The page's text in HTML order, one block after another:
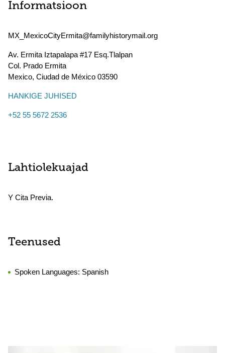
Informatsioon
MX_MexicoCityErmita@familyhistorymail.org
Av. Ermita Iztapalapa #17 Esq.Tlalpan
Col. Prado Ermita
Mexico, Ciudad de México 03590
HANKIGE JUHISED
+52 55 5672 2536
Lahtiolekuajad
Y Cita Previa.
Teenused
Spoken Languages: Spanish